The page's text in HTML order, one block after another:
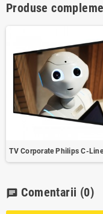
Produse
TV Corporate Philips C-
chat Comentarii (0)